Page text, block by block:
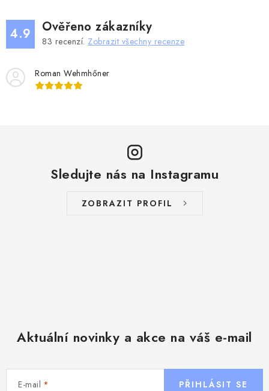
ZÁKLADNÍ A MATEŘSKÉ ŠKOLY, STŘEDNÍ ŠKOLY A
Obchodní podmínky
Deskoherní kluby, DDM, knihovny a jiné zájmové organizace
Bohemian Games ve světle reflektorů
Kalendář akcí Bohemian Games 🎉
Kde koupit hry Bohemian Games
Zákaznická podpora
4.9 Ověřeno zákazníky
83 recenzí. Zobrazit všechny recenze
Roman Wehmhőner
Sledujte nás na Instagramu
ZOBRAZIT PROFIL
Aktuální novinky a akce na váš e-mail
E-mail PŘIHLÁSIT SE